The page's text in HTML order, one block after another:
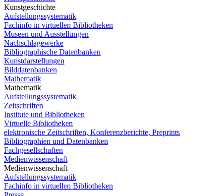
Kunstgeschichte
Aufstellungssystematik
Fachinfo in virtuellen Bibliotheken
Museen und Ausstellungen
Nachschlagewerke
Bibliographische Datenbanken
Kunstdarstellungen
Bilddatenbanken
Mathematik
Mathematik
Aufstellungssystematik
Zeitschriften
Institute und Bibliotheken
Virtuelle Bibliotheken
elektronische Zeitschriften, Konferenzberichte, Preprints
Bibliographien und Datenbanken
Fachgesellschaften
Medienwissenschaft
Medienwissenschaft
Aufstellungssystematik
Fachinfo in virtuellen Bibliotheken